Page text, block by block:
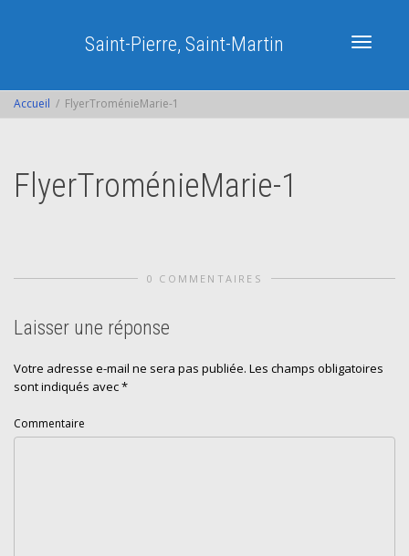
Saint-Pierre, Saint-Martin
Accueil FlyerTroménieMarie-1
FlyerTroménieMarie-1
0 COMMENTAIRES
Laisser une réponse
Votre adresse e-mail ne sera pas publiée. Les champs obligatoires
sont indiqués avec*
Commentaire